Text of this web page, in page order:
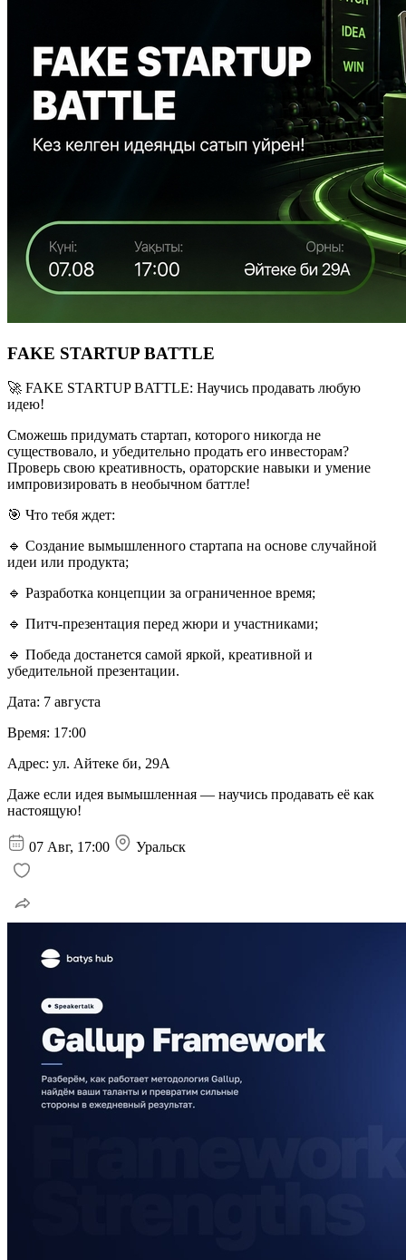
FAKE STARTUP BATTLE
🚀 FAKE STARTUP BATTLE: Научись продавать любую
идею!
Сможешь придумать стартап, которого никогда не
существовало, и убедительно продать его инвесторам?
Проверь свою креативность, ораторские навыки и умение
импровизировать в необычном баттле!
🎯 Что тебя ждет:
🔹 Создание вымышленного стартапа на основе случайной
идеи или продукта;
🔹 Разработка концепции за ограниченное время;
🔹 Питч-презентация перед жюри и участниками;
🔹 Победа достанется самой яркой, креативной и
убедительной презентации.
Дата: 7 августа
Время: 17:00
Адрес: ул. Айтеке би, 29А
Даже если идея вымышленная — научись продавать её как
настоящую!
07 Авг, 17:00 Уральск